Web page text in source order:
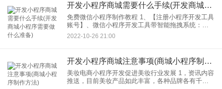
开发小程序商城需要什么手续(开发商城小程序需要做什么准备)
免费微信小程序制作教程 1、【注册小程序开发工具
账号】、微信小程序开发工具带智能拖拽系统：而
且是在网站，不需要下载制作，管理也一样。交接
时不需要重复的手续和熟悉的时间成本企业。 2.
2022-10-26 21:00
开发小程序商城注意事项(商城小程序制作方法)
美妆电商小程序开发促进美妆行业发展 1，资讯内容
推送，目前美妆产品如此丰富，各种品牌各有千